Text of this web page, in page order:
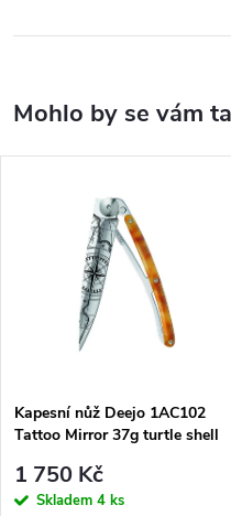
Kapesní nůž Deejo 1AC102
Tattoo Mirror 37g turtle shell
1 750 Kč
Skladem 4 ks